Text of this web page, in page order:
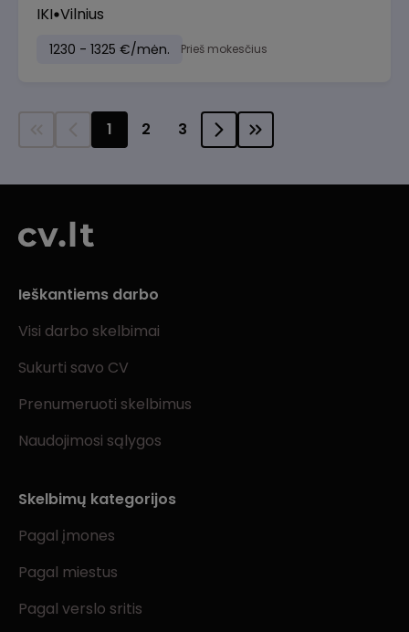
IKI Vilnius
1230 - 1325 €/mėn. Prieš mokesčius
1 2 3
Ieškantiems darbo
Visi darbo skelbimai
Sukurti savo CV
Prenumeruoti skelbimus
Naudojimosi sąlygos
Skelbimų kategorijos
Pagal įmones
Pagal miestus
Pagal verslo sritis